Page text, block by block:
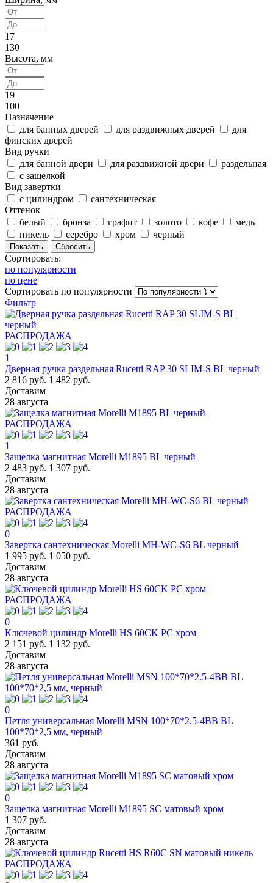
17
130
Высота, мм
19
100
Назначение
для банных дверей
для раздвижных дверей
для
финских дверей
Вид ручки
для банной двери
для раздвижной двери
раздельная
с защелкой
Вид завертки
с цилиндром
сантехническая
Оттенок
белый
бронза графит золото кофе
медь
никель
серебро хром черный
Сортировать:
по популярности
по цене
Сортировать по популярности
Фильтр
РАСПРОДАЖА
1
Дверная ручка раздельная Rucetti RAP 30 SLIM-S BL черный
2 816 руб. 1 482 руб.
Доставим
28 августа
РАСПРОДАЖА
1
Защелка магнитная Morelli M1895 BL черный
2 483 руб. 1 307 руб.
Доставим
28 августа
РАСПРОДАЖА
0
Завертка сантехническая Morelli MH-WC-S6 BL черный
1 995 руб. 1 050 руб.
Доставим
28 августа
РАСПРОДАЖА
0
Ключевой цилиндр Morelli HS 60CK PC хром
2 151 руб. 1 132 руб.
Доставим
28 августа
0
Петля универсальная Morelli MSN 100*70*2.5-4BB BL
100*70*2,5 мм, черный
361 руб.
Доставим
28 августа
0
Защелка магнитная Morelli M1895 SC матовый хром
1 307 руб.
Доставим
28 августа
РАСПРОДАЖА